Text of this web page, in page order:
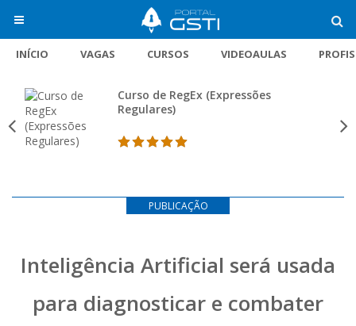
INÍCIO VAGAS CURSOS VIDEOAULAS
Curso de RegEx (Expressões
Regulares)
PUBLICAÇÃO
Inteligência Artificial será usada
para diagnosticar e combater